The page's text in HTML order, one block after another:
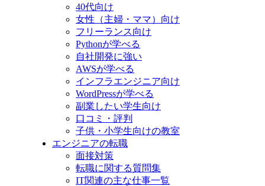
40代向け
女性（主婦・ママ）向け
フリーランス向け
Pythonが学べる
自社開発に強い
AWSが学べる
インフラエンジニア向け
WordPressが学べる
副業したい学生向け
口コミ・評判
子供・小学生向けの教室
エンジニアの転職
面接対策
転職に関する質問集
IT関連の主な仕事一覧